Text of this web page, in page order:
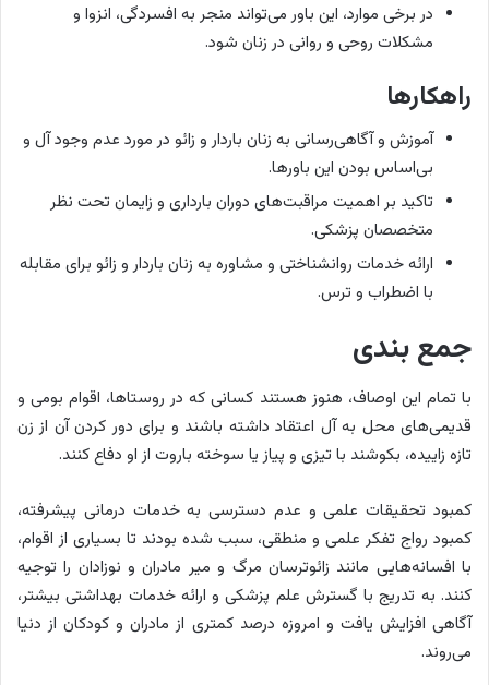
در برخی موارد، این باور می‌تواند منجر به افسردگی، انزوا و
مشکلات روحی و روانی در زنان شود.
راهکارها
آموزش و آگاهی‌رسانی به زنان باردار و زائو در مورد عدم وجود آل و
بی‌اساس بودن این باورها.
تاکید بر اهمیت مراقبت‌های دوران بارداری و زایمان تحت نظر
متخصصان پزشکی.
ارائه خدمات روانشناختی و مشاوره به زنان باردار و زائو برای مقابله
با اضطراب و ترس.
جمع بندی
با تمام این اوصاف، هنوز هستند کسانی که در روستاها، اقوام بومی و
قدیمی‌های محل به آل اعتقاد داشته باشند و برای دور کردن آن از زن
تازه زاییده، بکوشند با تیزی و پیاز یا سوخته باروت از او دفاع کنند.
کمبود تحقیقات علمی و عدم دسترسی به خدمات درمانی پیشرفته،
کمبود رواج تفکر علمی و منطقی، سبب شده بودند تا بسیاری از اقوام،
با افسانه‌هایی مانند زائوترسان مرگ و میر مادران و نوزادان را توجیه
کنند. به تدریج با گسترش علم پزشکی و ارائه خدمات بهداشتی بیشتر،
آگاهی افزایش یافت و امروزه درصد کمتری از مادران و کودکان از دنیا
می‌روند.